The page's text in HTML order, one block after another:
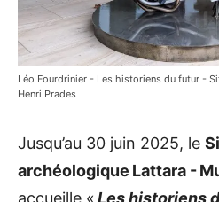
Léo Fourdrinier - Les historiens du futur -
Henri Prades
Jusqu’au 30 juin 2025, le
archéologique Lattara -
accueille «Les historiens